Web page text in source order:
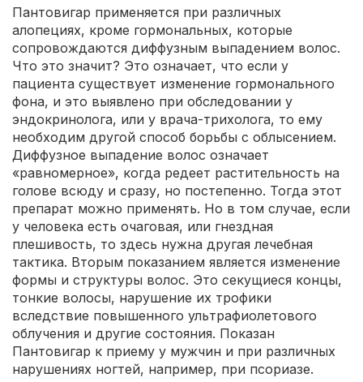
Пантовигар применяется при различных
алопециях, кроме гормональных, которые
сопровождаются диффузным выпадением волос.
Что это значит? Это означает, что если у
пациента существует изменение гормонального
фона, и это выявлено при обследовании у
эндокринолога, или у врача-трихолога, то ему
необходим другой способ борьбы с облысением.
Диффузное выпадение волос означает
«равномерное», когда редеет растительность на
голове всюду и сразу, но постепенно. Тогда этот
препарат можно применять. Но в том случае, если
у человека есть очаговая, или гнездная
плешивость, то здесь нужна другая лечебная
тактика. Вторым показанием является изменение
формы и структуры волос. Это секущиеся концы,
тонкие волосы, нарушение их трофики
вследствие повышенного ультрафиолетового
облучения и другие состояния. Показан
Пантовигар к приему у мужчин и при различных
нарушениях ногтей, например, при псориазе.